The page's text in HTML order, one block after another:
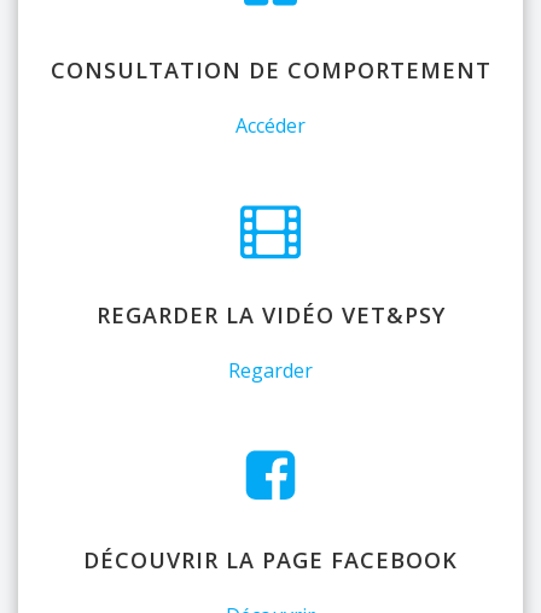
CONSULTATION DE COMPORTEMENT
Accéder
REGARDER LA VIDÉO VET&PSY
Regarder
DÉCOUVRIR LA PAGE FACEBOOK